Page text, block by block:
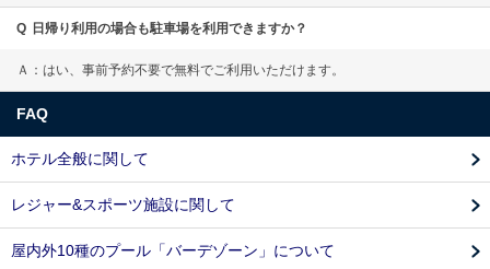
Q 日帰り利用の場合も駐車場を利用できますか？
Ａ：はい、事前予約不要で無料でご利用いただけます。
FAQ
ホテル全般に関して
レジャー&スポーツ施設に関して
屋内外10種のプール「バーデゾーン」について